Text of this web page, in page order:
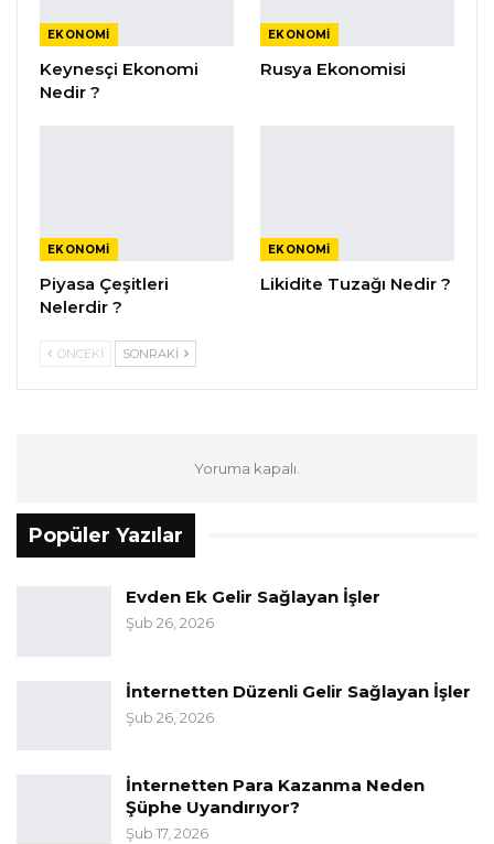
EKONOMI
Keynesçi Ekonomi
Nedir ?
EKONOMI
Rusya Ekonomisi
EKONOMI
Piyasa Çeşitleri
Nelerdir ?
EKONOMI
Likidite Tuzağı Nedir ?
ÖNCEKI SONRAKI
Yoruma kapalı.
Popüler Yazılar
Evden Ek Gelir Sağlayan İşler
Şub 26, 2026
İnternetten Düzenli Gelir Sağlayan İşler
Şub 26, 2026
İnternetten Para Kazanma Neden
Şüphe Uyandırıyor?
Şub 17, 2026